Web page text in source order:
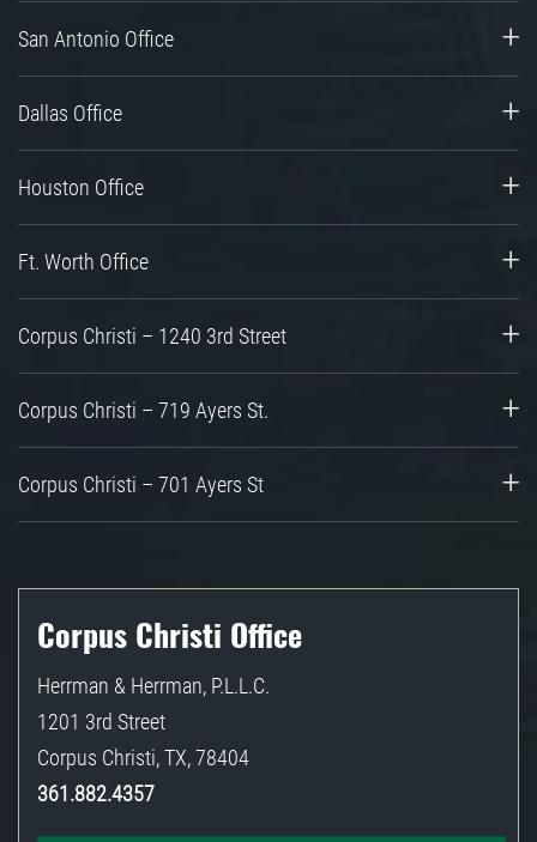
San Antonio Office
Dallas Office
Houston Office
Ft. Worth Office
Corpus Christi – 1240 3rd Street
Corpus Christi – 719 Ayers St.
Corpus Christi – 701 Ayers St
Corpus Christi Office
Herrman & Herrman, P.L.L.C.
1201 3rd Street
Corpus Christi,TX,78404
361.882.4357